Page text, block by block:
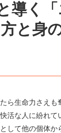
導く
と身
生命力さえも
活な人に紛れ
して他の個体